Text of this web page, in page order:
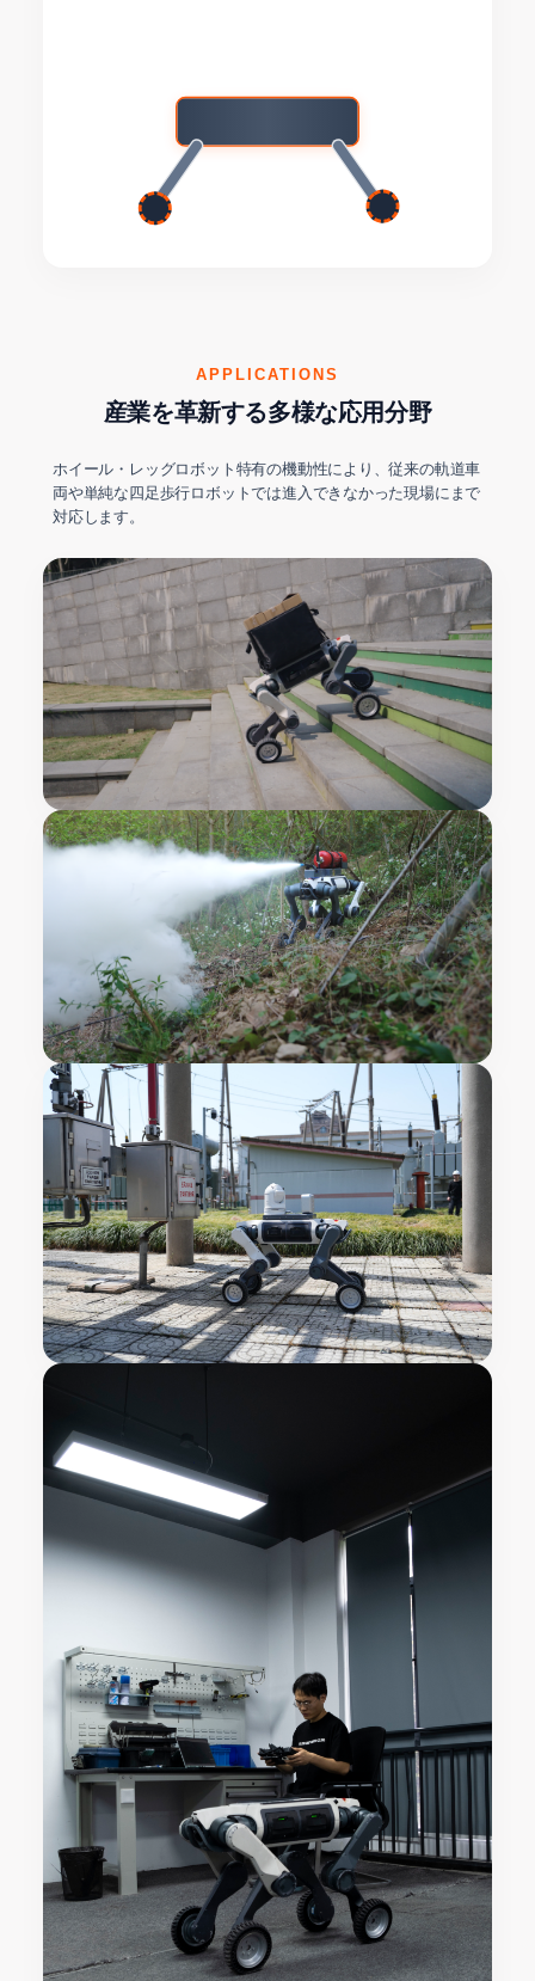
APPLICATIONS
産業を革新する多様な応用分野
ホイール・レッグロボット特有の機動性により、従来の軌道車
両や単純な四足歩行ロボットでは進入できなかった現場にまで
対応します。
物流 ・ 配送
階段や段差が散在する複雑な都心のビル群や坂道など、ラストワンマイ
ル配送領域の革新をリードします。
災害 ・ 安全
災害発生時に森林火災や有毒ガス漏洩など、人間が立ち入るのが困難な
高温・濃煙の危険環境において、初期偵察や消防資機材の輸送を遂行し
ます。
回し、漏洩や異常な過熱現象を検知します。